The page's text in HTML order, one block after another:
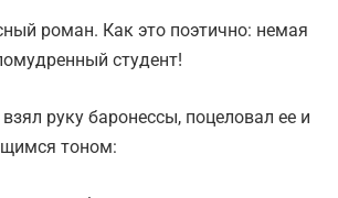
роман. Как это поэтично: немая
студент!
руку баронессы, поцеловал ее и
тоном: